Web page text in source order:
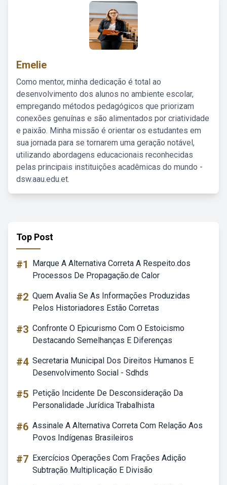
Emelie
Como mentor, minha dedicação é total ao
desenvolvimento dos alunos no ambiente escolar,
empregando métodos pedagógicos que priorizam
conexões genuínas e são alimentados por criatividade
e paixão. Minha missão é orientar os estudantes em
sua jornada para se tornarem uma geração notável,
utilizando abordagens educacionais reconhecidas
pelas principais instituições acadêmicas do mundo -
dsw.aau.edu.et.
Top Post
#1
Marque A Alternativa Correta A Respeito.dos
Processos De Propagação.de Calor
#2 Quem Avalia Se As Informações Produzidas
Pelos Historiadores Estão Corretas
#3 Confronte O Epicurismo Com O Estoicismo
Destacando Semelhanças E Diferenças
#4 Secretaria Municipal Dos Direitos Humanos E
Desenvolvimento Social - Sdhds
#5 Petição Incidente De Desconsideração Da
Personalidade Jurídica Trabalhista
#6 Assinale A Alternativa Correta Com Relação Aos
Povos Indígenas Brasileiros
#7 Exercícios Operações Com Frações Adição
Subtração Multiplicação E Divisão